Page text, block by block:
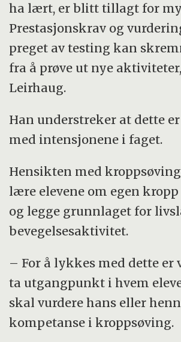
ha lært, er blitt tillagt for
Prestasjonskrav og
preget av testing kan
fra å prøve ut nye
Leirhaug.
Han understreker at dette
med intensjonene i faget.
Hensikten med
lære elevene om egen kropp
og legge grunnlaget for
bevegelsesaktivitet.
– For å lykkes med dette er
ta utgangpunkt i hvem
skal vurdere hans eller
kompetanse i kroppsøving.